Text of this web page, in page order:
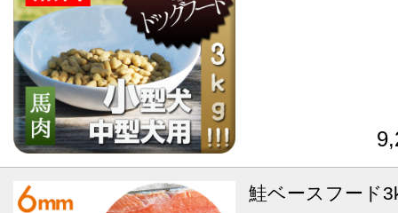
鮭ベースフード